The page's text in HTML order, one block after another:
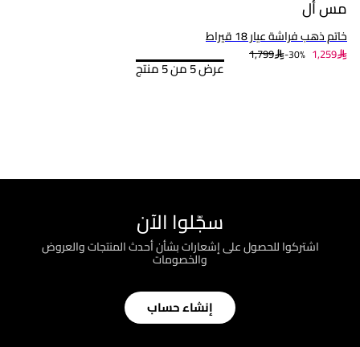
مس أل
خاتم ذهب فراشة عيار 18 قيراط
1,799 30%- 1,259
عرض 5 من 5 منتج
سجّلوا الآن
اشتركوا للحصول على إشعارات بشأن أحدث المنتجات والعروض
والخصومات
إنشاء حساب